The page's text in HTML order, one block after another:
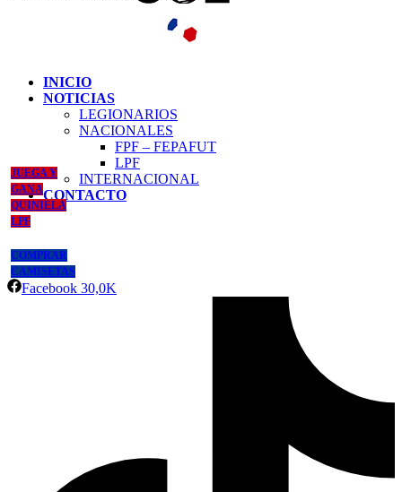
INICIO
NOTICIAS
LEGIONARIOS
NACIONALES
FPF – FEPAFUT
LPF
INTERNACIONAL
CONTACTO
JUEGA Y
GANA
QUINIELA
LPF
COMPRAR
CAMISETAS
Facebook 30,0K